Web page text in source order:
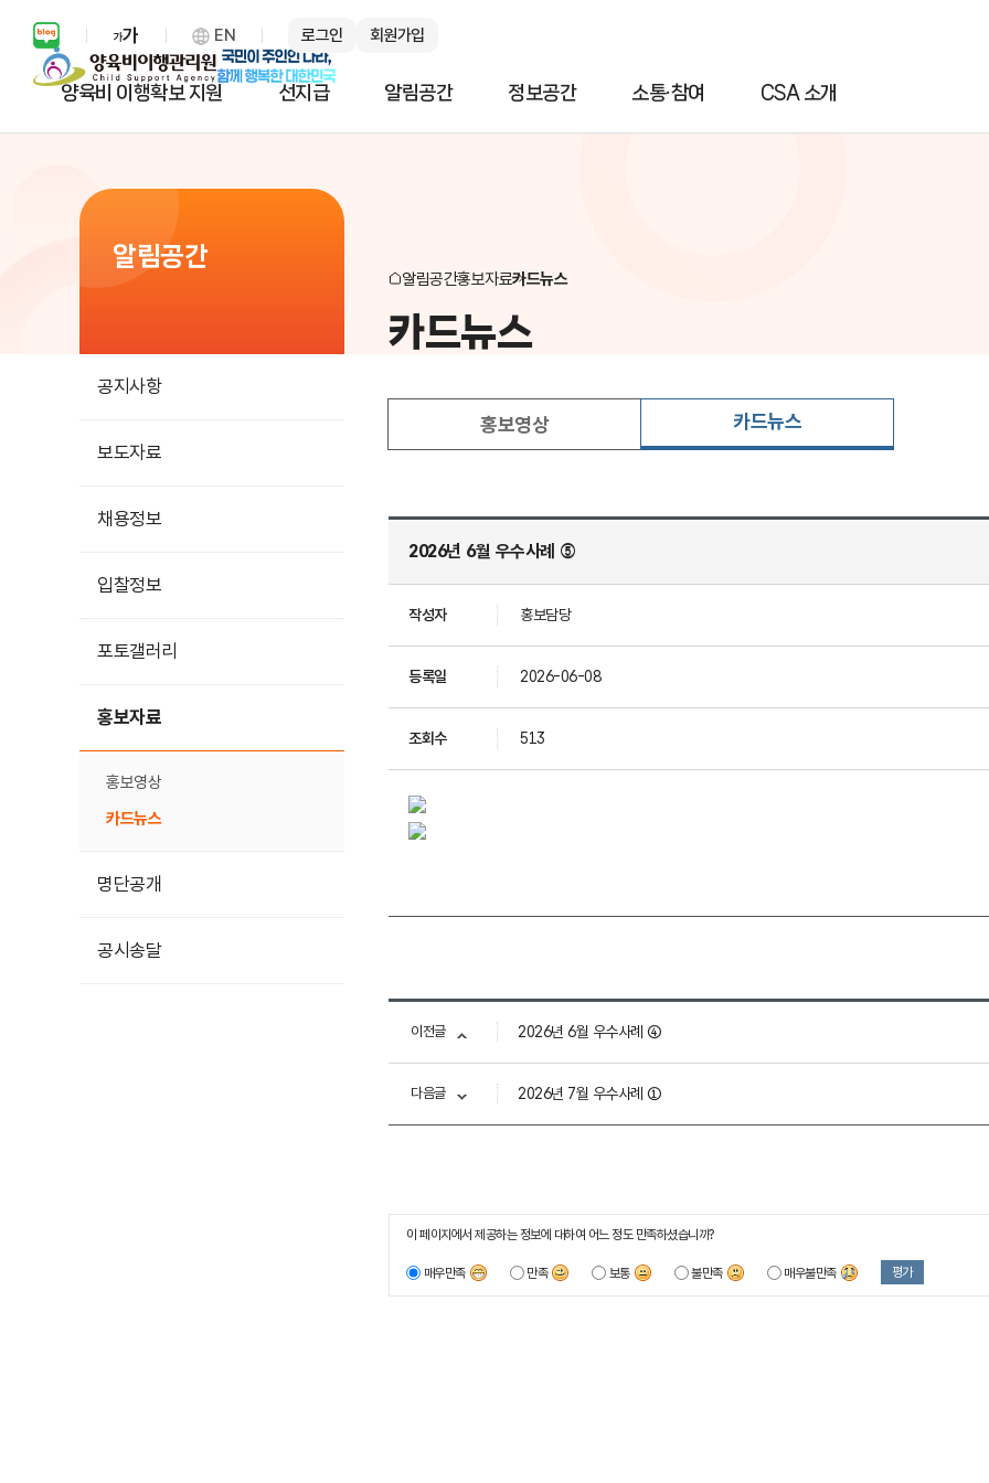
보통 화면 확대 설정 열기
EN 로그인 회원가입
양육비 이행확보 지원 선지급 알림공간 정보공간 소통·참여 CSA 소개
알림공간
공지사항
보도자료
채용정보
입찰정보
포토갤러리
홍보자료
홍보영상
카드뉴스
명단공개
공시송달
카드뉴스
알림공간홍보자료카드뉴스
홍보영상 카드뉴스
2026년 6월 우수사례 ⑤
작성자 홍보담당
등록일 2026-06-08
조회수 513
이전글 2026년 6월 우수사례 ④
다음글 2026년 7월 우수사례 ①
이 페이지에서 제공하는 정보에 대하여 어느 정도 만족하셨습니까?
매우만족 만족 보통 불만족 매우불만족 평가